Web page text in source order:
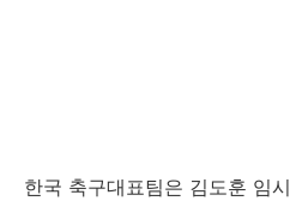
한국 축구대표팀은 김도훈 임